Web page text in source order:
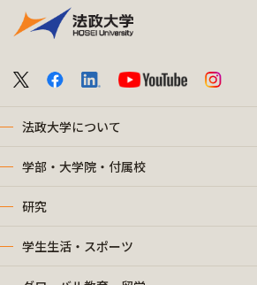
法政大学について
学部・大学院・付属校
研究
学生生活・スポーツ